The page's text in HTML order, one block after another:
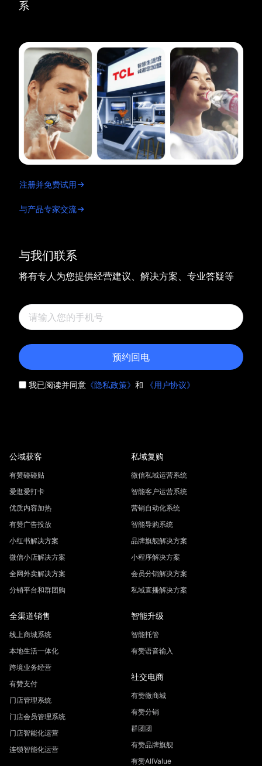
系
与我们联系
将有专人为您提供经营建议、解决方案、专业答疑等
预约回电
我已阅读并同意 《隐私政策》 和 《用户协议》
注册并免费试用
与产品专家交流
公域获客
有赞碰碰贴
爱逛爱打卡
优质内容加热
有赞广告投放
小红书解决方案
微信小店解决方案
全网外卖解决方案
分销平台和群团购
私域复购
微信私域运营系统
智能客户运营系统
营销自动化系统
智能导购系统
品牌旗舰解决方案
小程序解决方案
会员分销解决方案
私域直播解决方案
全渠道销售
线上商城系统
本地生活一体化
跨境业务经营
有赞支付
门店管理系统
门店会员管理系统
门店智能化运营
连锁智能化运营
智能升级
智能托管
有赞语音输入
社交电商
有赞微商城
有赞分销
群团团
有赞品牌旗舰
有赞AllValue